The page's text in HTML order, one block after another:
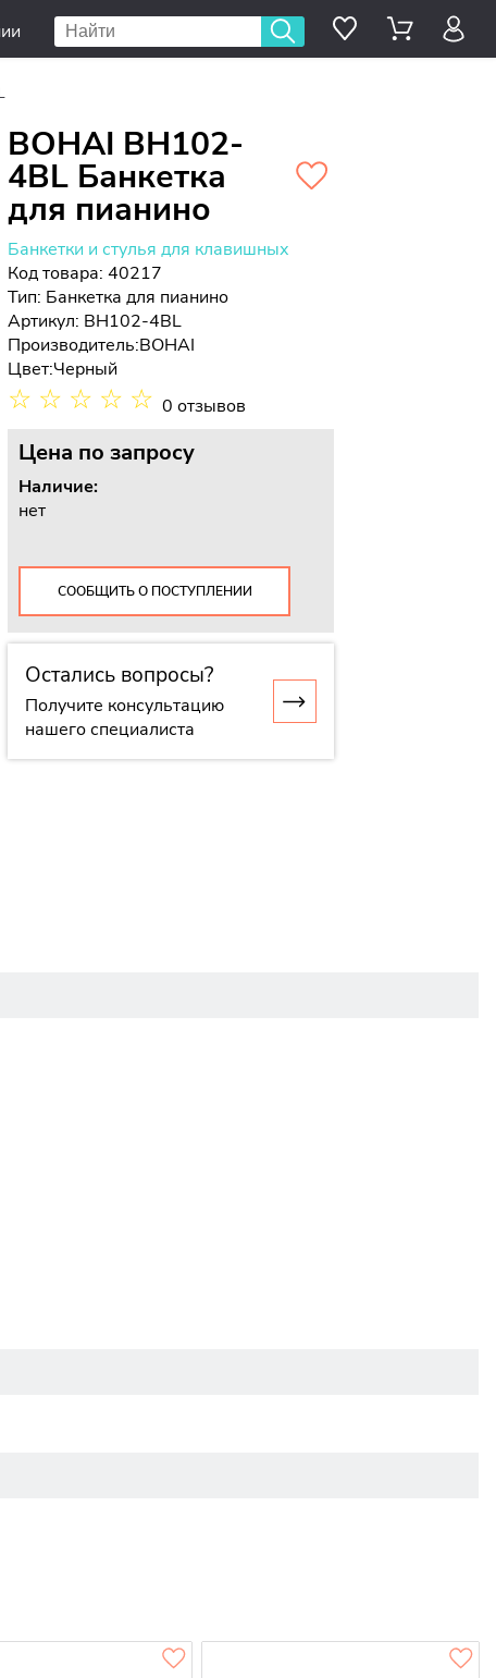
BOHAI BH102-
4BL Банкетка
для пианино
Банкетки и стулья для клавишных
Код товара: 40217
Тип: Банкетка для пианино
Артикул: BH102-4BL
Производитель:BOHAI
Цвет:Черный
☆ ☆ ☆ ☆ ☆ 0 отзывов
Цена по запросу
Наличие:
нет
СООБЩИТЬ О ПОСТУПЛЕНИИ
Остались вопросы?
Получите консультацию
нашего специалиста